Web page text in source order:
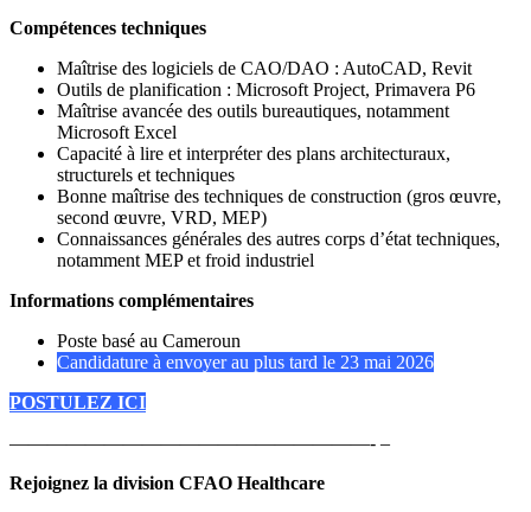
Compétences techniques
Maîtrise des logiciels de CAO/DAO : AutoCAD, Revit
Outils de planification : Microsoft Project, Primavera P6
Maîtrise avancée des outils bureautiques, notamment
Microsoft Excel
Capacité à lire et interpréter des plans architecturaux,
structurels et techniques
Bonne maîtrise des techniques de construction (gros œuvre,
second œuvre, VRD, MEP)
Connaissances générales des autres corps d’état techniques,
notamment MEP et froid industriel
Informations complémentaires
Poste basé au Cameroun
Candidature à envoyer au plus tard le 23 mai 2026
POSTULEZ ICI
———————————————————- –
Rejoignez la division CFAO Healthcare